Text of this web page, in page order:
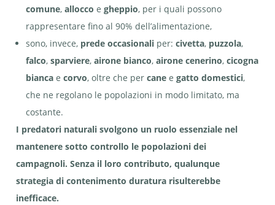
comune, allocco e gheppio, per i quali possono
rappresentare fino al 90% dell’alimentazione,
sono, invece, prede occasionali per: civetta, puzzola,
falco, sparviere, airone bianco, airone cenerino, cicogna
bianca e corvo, oltre che per cane e gatto domestici,
che ne regolano le popolazioni in modo limitato, ma
costante.
I predatori naturali svolgono un ruolo essenziale nel
mantenere sotto controllo le popolazioni dei
campagnoli. Senza il loro contributo, qualunque
strategia di contenimento duratura risulterebbe
inefficace.